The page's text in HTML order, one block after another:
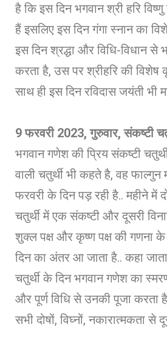
है कि इस दिन भगवान श्री हर‍ि
हैं इसलिए इस दिन गंगा स्‍नान का
इस दिन श्रद्धा और विधि-विधान से
करता है, उस पर श्रीहरि की विशेष
साथ ही इस दिन रविदास जयंती भी
9 फरवरी 2023, गुरुवार, संकष्टी
भगवान गणेश की प्रिय संकष्टी
वाली चतुर्थी भी कहते है, वह फाल्गुन
फरवरी के दिन पड़ रही है.. महीने में
चतुर्थी में एक संकष्टी और दूसरी
शुक्ल पक्ष और कृष्ण पक्ष की गणना
दिन का अंतर आ जाता है.. कहा
चतुर्थी के दिन भगवान गणेश का
और पूर्ण विधि से उनकी पूजा करता
सभी दोषों, विघ्नों, नकारात्मकता से